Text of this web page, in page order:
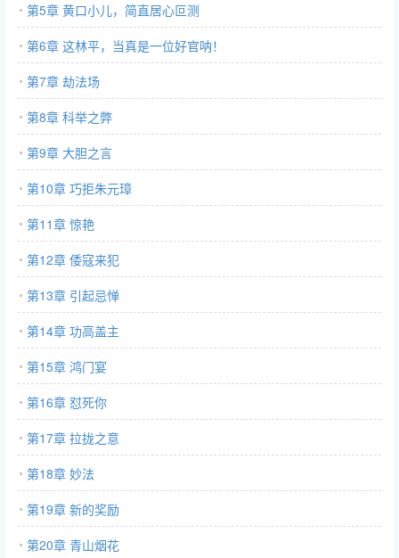
第5章 黄口小儿，简直居心叵测
第6章 这林平，当真是一位好官呐！
第7章 劫法场
第8章 科举之弊
第9章 大胆之言
第10章 巧拒朱元璋
第11章 惊艳
第12章 倭寇来犯
第13章 引起忌惮
第14章 功高盖主
第15章 鸿门宴
第16章 怼死你
第17章 拉拢之意
第18章 妙法
第19章 新的奖励
第20章 青山烟花